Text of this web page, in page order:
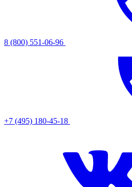
8 (800) 551-06-96
+7 (495) 180-45-18